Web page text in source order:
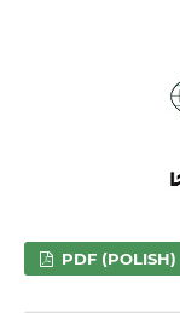
PDF (POLISH)